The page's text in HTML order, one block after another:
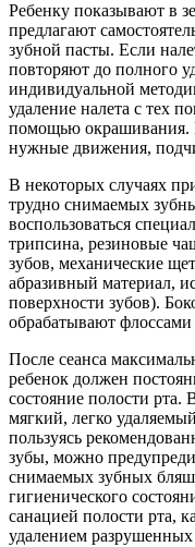
Ребенку показывают в
предлагают
зубной пасты. Если
повторяют до полного
индивидуальной
удаление налета с тех
помощью окрашивания.
нужные движения,
В некоторых случаях
трудно снимаемых
воспользоваться
трипсина, резиновые
зубов, механические
абразивный материал,
поверхности зубов).
обрабатывают
После сеанса
ребенок должен
состояние полости рта.
мягкий, легко
пользуясь
зубы, можно
снимаемых зубных
гигиенического
санацией полости рта,
удалением